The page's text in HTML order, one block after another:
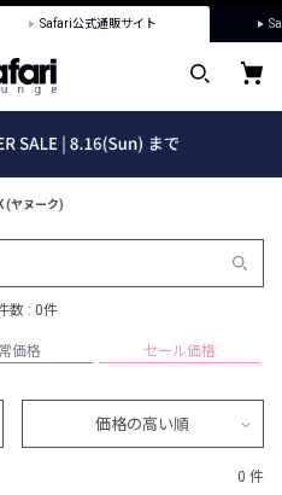
Safari公式通販サイト
(ヤヌーク)
数 : 0件
価格 セール価格
価格の高い順
0 件